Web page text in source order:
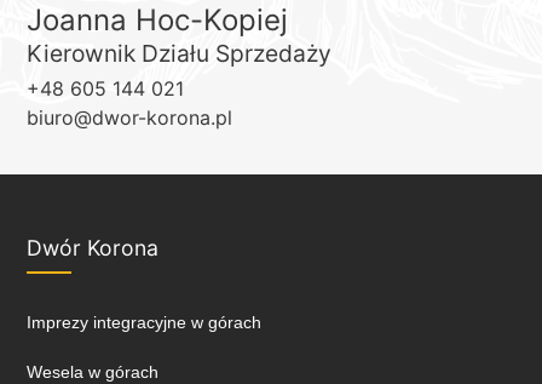
Joanna Hoc-Kopiej
Kierownik Działu Sprzedaży
+48 605 144 021
biuro@dwor-korona.pl
Dwór Korona
Imprezy integracyjne w górach
Wesela w górach